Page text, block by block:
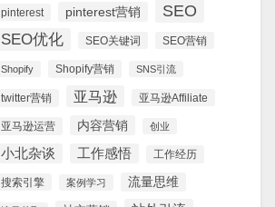
pinterest pinterest营销 SEO
SEO优化 SEO关键词 SEO营销
Shopify Shopify营销 SNS引流
twitter营销 亚马逊 亚马逊Affiliate
亚马逊运营 内容营销 创业
小北杂谈 工作感悟 工作经历
搜索引擎 案例学习 流量思维